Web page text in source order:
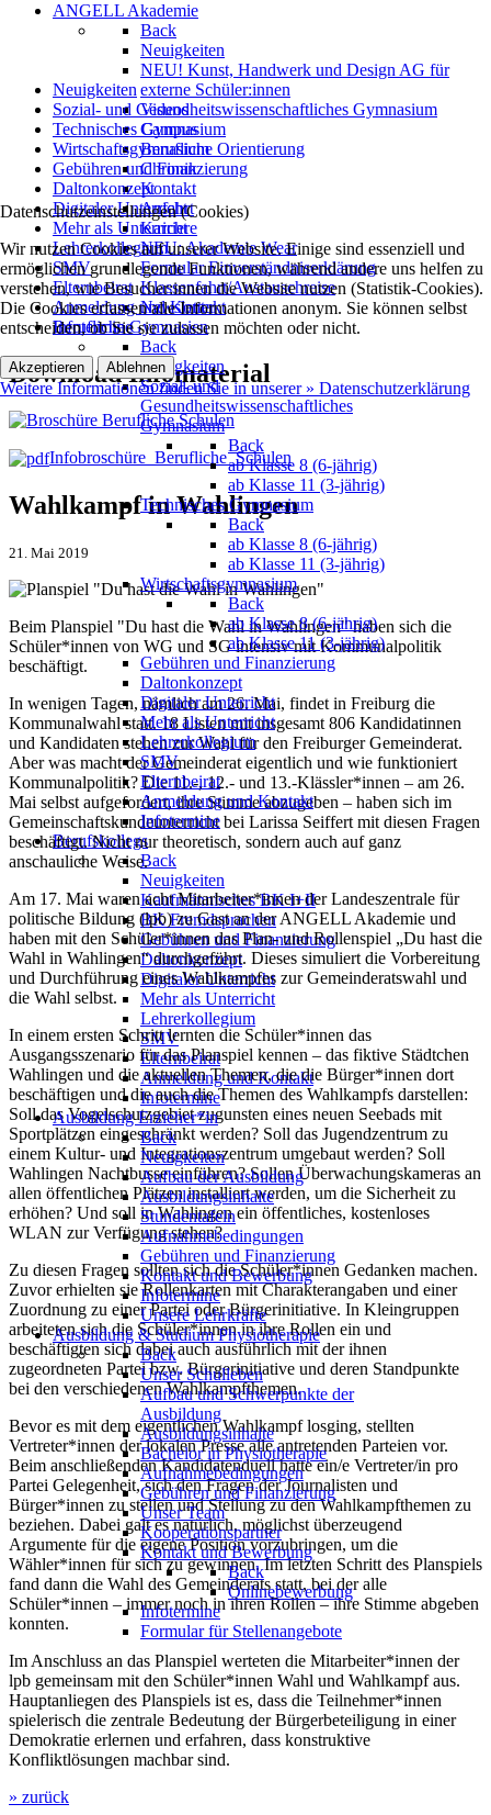
ANGELL Akademie
Back
Neuigkeiten
NEU! Kunst, Handwerk und Design AG für
externe Schüler:innen
Videos
Campus
Berufliche Orientierung
Chronik
Kontakt
Anfahrt
Karriere
NEU: Akademie Wear
Formular Einverständniserklärung
Klassenfahrt/Austauschreise
Newsletter
Berufliche Gymnasien
Back
Neuigkeiten
Sozial- und
Gesundheitswissenschaftliches
Gymnasium
Back
ab Klasse 8 (6-jährig)
ab Klasse 11 (3-jährig)
Technisches Gymnasium
Back
ab Klasse 8 (6-jährig)
ab Klasse 11 (3-jährig)
Wirtschaftsgymnasium
Back
ab Klasse 8 (6-jährig)
ab Klasse 11 (3-jährig)
Gebühren und Finanzierung
Daltonkonzept
Digitaler Unterricht
Mehr als Unterricht
Lehrerkollegium
SMV
Elternbeirat
Anmeldung und Kontakt
Infotermine
Berufskollegs
Back
Neuigkeiten
Kaufmännisches BK I+II
BK Fremdsprachen
Gebühren und Finanzierung
Daltonkonzept
Digitaler Unterricht
Mehr als Unterricht
Lehrerkollegium
SMV
Elternbeirat
Anmeldung und Kontakt
Infotermine
Ausbildung Erzieher*in
Back
Neuigkeiten
Aufbau der Ausbildung
Ausbildungsinhalte
Stundentafeln
Aufnahmebedingungen
Gebühren und Finanzierung
Kontakt und Bewerbung
Infotermine
Unsere Lehrkräfte
Ausbildung & Studium Physiotherapie
Back
Unser Schulleben
Aufbau und Schwerpunkte der
Ausbildung
Ausbildungsinhalte
Bachelor in Physiotherapie
Aufnahmebedingungen
Gebühren und Finanzierung
Unser Team
Kooperationspartner
Kontakt und Bewerbung
Back
Onlinebewerbung
Infotermine
Formular für Stellenangebote
Neuigkeiten
Sozial- und Gesundheitswissenschaftliches Gymnasium
Technisches Gymnasium
Wirtschaftsgymnasium
Gebühren und Finanzierung
Daltonkonzept
Digitaler Unterricht
Mehr als Unterricht
Lehrerkollegium
SMV
Elternbeirat
Anmeldung und Kontakt
Infotermine
Download Infomaterial
Infobroschüre_Berufliche_Schulen
Wahlkampf in Wahlingen
21. Mai 2019
Beim Planspiel "Du hast die Wahl in Wahlingen" haben sich die
Schüler*innen von WG und SG intensiv mit Kommunalpolitik
beschäftigt.
In wenigen Tagen, nämlich am 26. Mai, findet in Freiburg die
Kommunalwahl statt. 18 Listen mit insgesamt 806 Kandidatinnen
und Kandidaten stehen zur Wahl für den Freiburger Gemeinderat.
Aber was macht der Gemeinderat eigentlich und wie funktioniert
Kommunalpolitik? Die 11.-, 12.- und 13.-Klässler*innen – am 26.
Mai selbst aufgefordert, ihre Stimme abzugeben – haben sich im
Gemeinschaftskundeunterricht bei Larissa Seiffert mit diesen Fragen
beschäftigt. Nicht nur theoretisch, sondern auch auf ganz
anschauliche Weise.
Am 17. Mai waren acht Mitarbeiter*innen der Landeszentrale für
politische Bildung (lpb) zu Gast an der ANGELL Akademie und
haben mit den Schüler*innen das Plan- und Rollenspiel „Du hast die
Wahl in Wahlingen“ durchgeführt. Dieses simuliert die Vorbereitung
und Durchführung eines Wahlkampfes zur Gemeinderatswahl und
die Wahl selbst.
In einem ersten Schritt lernten die Schüler*innen das
Ausgangsszenario für das Planspiel kennen – das fiktive Städtchen
Wahlingen und die aktuellen Themen, die die Bürger*innen dort
beschäftigen und die auch die Themen des Wahlkampfs darstellen:
Soll das Vogelschutzgebiet zugunsten eines neuen Seebads mit
Sportplätzen eingeschränkt werden? Soll das Jugendzentrum zu
einem Kultur- und Integrationszentrum umgebaut werden? Soll
Wahlingen Nachtbusse einführen? Sollen Überwachungskameras an
allen öffentlichen Plätzen installiert werden, um die Sicherheit zu
erhöhen? Und soll in Wahlingen ein öffentliches, kostenloses
WLAN zur Verfügung stehen?
Zu diesen Fragen sollten sich die Schüler*innen Gedanken machen.
Zuvor erhielten sie Rollenkarten mit Charakterangaben und einer
Zuordnung zu einer Partei oder Bürgerinitiative. In Kleingruppen
arbeiteten sich die Schüler*innen in ihre Rollen ein und
beschäftigten sich dabei auch ausführlich mit der ihnen
zugeordneten Partei bzw. Bürgerinitiative und deren Standpunkte
bei den verschiedenen Wahlkampfthemen.
Bevor es mit dem eigentlichen Wahlkampf losging, stellten
Vertreter*innen der lokalen Presse alle antretenden Parteien vor.
Beim anschließenden Kandidatenduell hatte ein/e Vertreter/in pro
Partei Gelegenheit, sich den Fragen der Journalisten und
Bürger*innen zu stellen und Stellung zu den Wahlkampfthemen zu
beziehen. Dabei galt es natürlich, möglichst überzeugend
Argumente für die eigene Position vorzubringen, um die
Wähler*innen für sich zu gewinnen. Im letzten Schritt des Planspiels
fand dann die Wahl des Gemeinderats statt, bei der alle
Schüler*innen – immer noch in ihren Rollen – ihre Stimme abgeben
konnten.
Im Anschluss an das Planspiel werteten die Mitarbeiter*innen der
lpb gemeinsam mit den Schüler*innen Wahl und Wahlkampf aus.
Hauptanliegen des Planspiels ist es, dass die Teilnehmer*innen
spielerisch die zentrale Bedeutung der Bürgerbeteiligung in einer
Demokratie erlernen und erfahren, dass konstruktive
Konfliktlösungen machbar sind.
» zurück
Datenschutzeinstellungen (Cookies)
Wir nutzen Cookies auf unserer Website. Einige sind essenziell und
ermöglichen grundlegende Funktionen, während andere uns helfen zu
verstehen, wie Besucher:innen die Website nutzen (Statistik-Cookies).
Die Cookies erfassen alle Informationen anonym. Sie können selbst
entscheiden, ob Sie sie zulassen möchten oder nicht.
Akzeptieren Ablehnen
Weitere Informationen finden Sie in unserer » Datenschutzerklärung